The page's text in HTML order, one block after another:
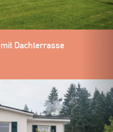
Dachterrasse